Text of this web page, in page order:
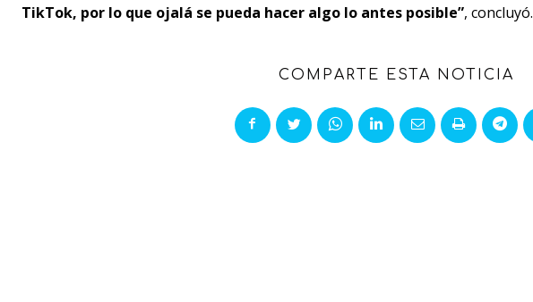
TikTok, por lo que ojalá se pueda hacer algo lo antes posible”, concluyó.
COMPARTE ESTA NOTICIA